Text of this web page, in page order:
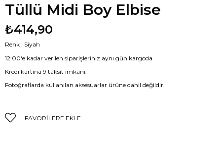
Tüllü Midi Boy Elbise
₺414,90
Renk : Siyah
12:00‘e kadar verilen siparişleriniz aynı gün kargoda.
Kredi kartına 9 taksit imkanı.
Fotoğraflarda kullanılan aksesuarlar ürüne dahil değildir.
FAVORILERE EKLE